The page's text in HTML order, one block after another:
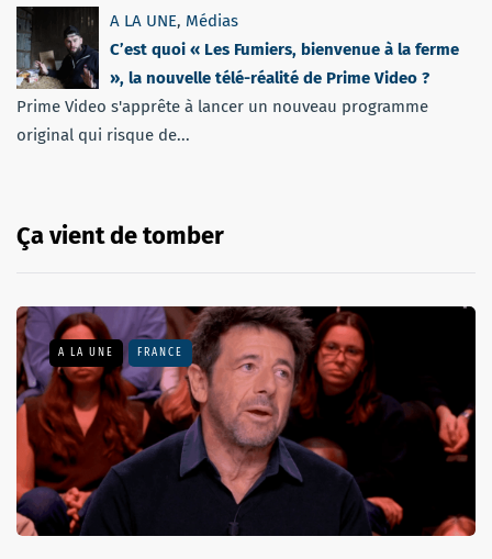
A LA UNE, Médias
C’est quoi « Les Fumiers, bienvenue à la ferme
», la nouvelle télé-réalité de Prime Video ?
Prime Video s'apprête à lancer un nouveau programme
original qui risque de...
Ça vient de tomber
A LA UNE FRANCE